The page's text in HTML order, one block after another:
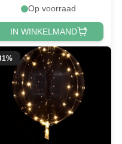
Op voorraad
IN WINKELMAND